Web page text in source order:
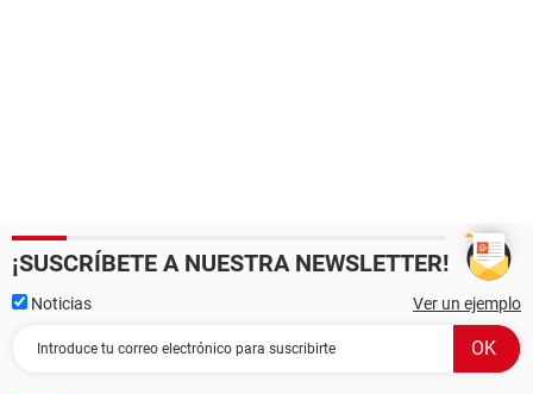
¡SUSCRÍBETE A NUESTRA NEWSLETTER!
Noticias Ver un ejemplo